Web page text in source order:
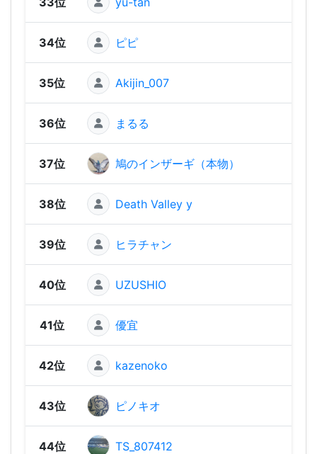
34位 ピピ
35位 Akijin_007
36位 まるる
37位 鳩のインザーギ（本物）
38位 Death Valley y
39位 ヒラチャン
40位 UZUSHIO
41位 優宜
42位 kazenoko
43位 ピノキオ
44位 TS_807412